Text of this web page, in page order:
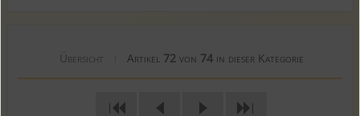
Übersicht Artikel 72von 74in dieser Kategorie
| |